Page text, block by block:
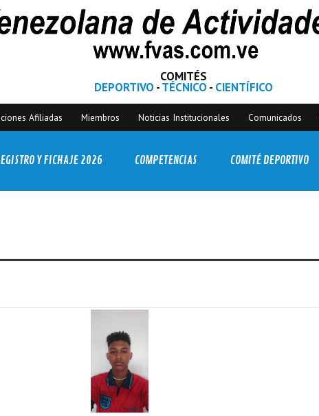
COMITÉS
DEPORTIVO -TÉCNICO - CIENTÍFICO
Afiliadas Miembros Noticias Institucionales Comunicados
Y FICHAJE 2026 COMPETENCIAS COMITÉ DEPORTIVO